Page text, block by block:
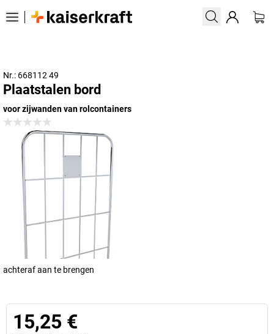
Nr.: 668112 49
Plaatstalen bord
voor zijwanden van rolcontainers
achteraf aan te brengen
15,25 €